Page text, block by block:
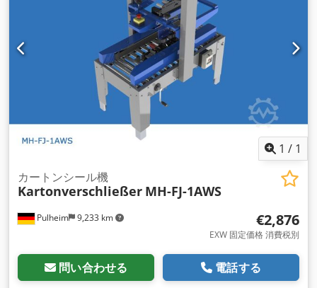
1 / 1
Pulheim 9,233 km
カートンシール機
Kartonverschließer MH-FJ-1AWS
€2,876
EXW 固定価格 消費税別
問い合わせる 電話する